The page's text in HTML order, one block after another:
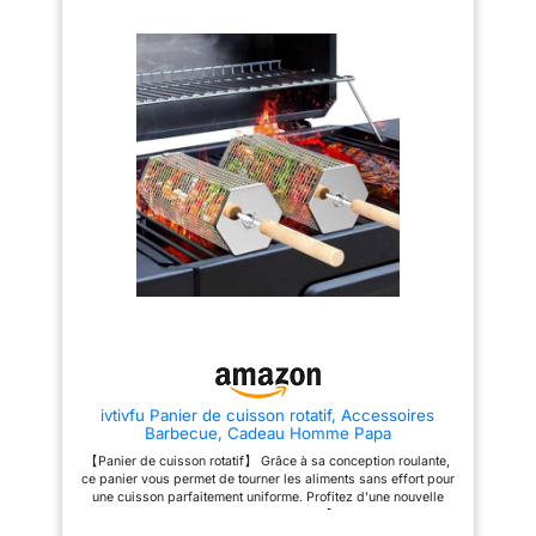
accessoire barbecue est
accompagné d’un gant certifié
EN 407:2020, offrant une
résistance fiable à la flamme
jusqu’à 500°C pour une
utilisation en toute sécurité
Spatule, Fourchette et Pinces -
Les accessoires barbecue
incluent spatule, pince et
fourchette, accompagnés d’un
gant, le tout rangé dans une
pochette pratique avec
fermeture éclair Transportez
vos Ustensiles de Barbecue où
en acier inoxydable
durable, résistant à la rouille et
à la chaleur. Les poignées sont
fabriquées dans un matériau
épais et résistant à la chaleur
qui offre confort et protection
thermique. De plus, chaque outil
est équipé d'une boucle
pratique qui peut être
facilement accrochée à la grille
ou rangée au mur. Conception
portableCet ensemble d'outils
de gril est livré avec un sac de
transport portable dans lequel
et à transporter, ce qui le rend
plein air, le camping, les pique-
niques et bien plus encore.
pinces à gril offrent une
excellente adhérence et un
excellent contrôle lors de la
ivtivfu Panier de cuisson rotatif, Accessoires
Barbecue, Cadeau Homme Papa
【Panier de cuisson rotatif】 Grâce à sa conception roulante,
ce panier vous permet de tourner les aliments sans effort pour
une cuisson parfaitement uniforme. Profitez d'une nouvelle